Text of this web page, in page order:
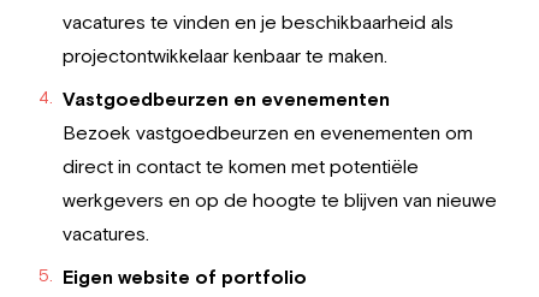
vacatures te vinden en je beschikbaarheid als
projectontwikkelaar kenbaar te maken.
Vastgoedbeurzen en evenementen
Bezoek vastgoedbeurzen en evenementen om
direct in contact te komen met potentiële
werkgevers en op de hoogte te blijven van nieuwe
vacatures.
Eigen website of portfolio